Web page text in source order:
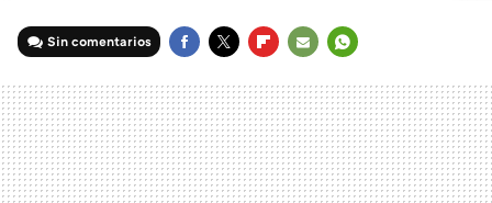
Sin comentarios
MAIL